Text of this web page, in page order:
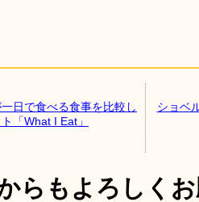
日で食べる食事を比較し
「What I Eat」
ショベ
らもよろしく